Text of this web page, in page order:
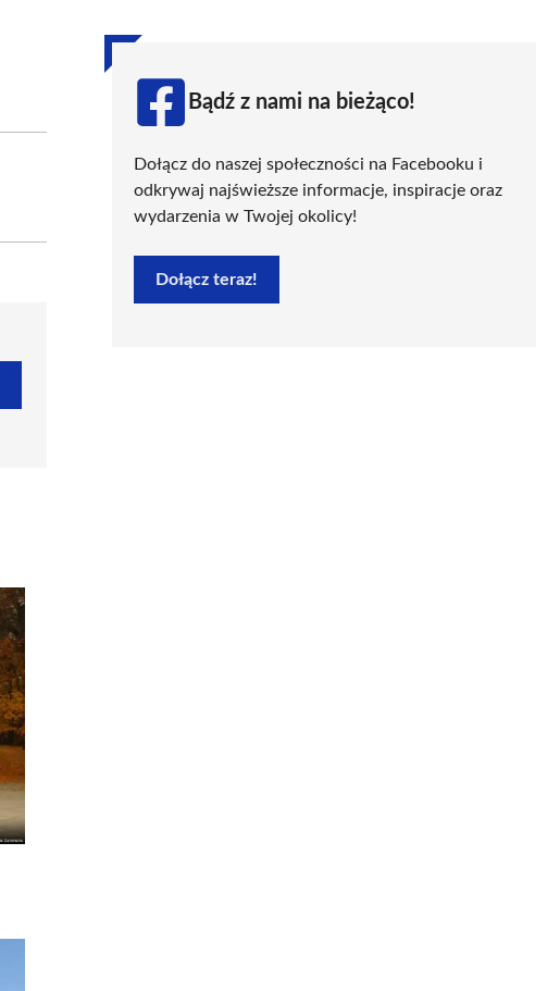
Bądź z nami na bieżąco!
Dołącz do naszej społeczności na Facebooku i
odkrywaj najświeższe informacje, inspiracje oraz
wydarzenia w Twojej okolicy!
Dołącz teraz!